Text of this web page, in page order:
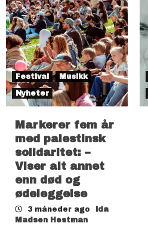
Festival
Musikk
Nyheter
Markerer fem år
med palestinsk
solidaritet: –
Viser alt annet
enn død og
ødeleggelse
3 måneder ago
Ida
Madsen Hestman